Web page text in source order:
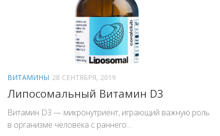
ВИТАМИНЫ 28 СЕНТЯБРЯ, 2019
Липосомальный Витамин D3
Витамин D3 — микронутриент, играющий важную роль
в организме человека с раннего...